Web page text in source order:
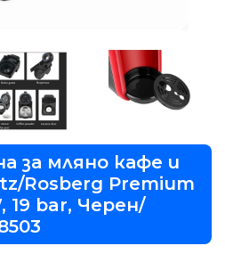
за мляно кафе и
Rosberg Premium
19 bar, Черен/